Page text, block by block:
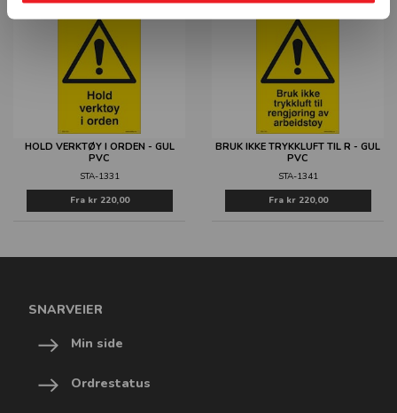
HOLD VERKTØY I ORDEN - GUL
PVC
STA-1331
Fra kr 220,00
BRUK IKKE TRYKKLUFT TIL R - GUL
PVC
STA-1341
Fra kr 220,00
SNARVEIER
Min side
Ordrestatus